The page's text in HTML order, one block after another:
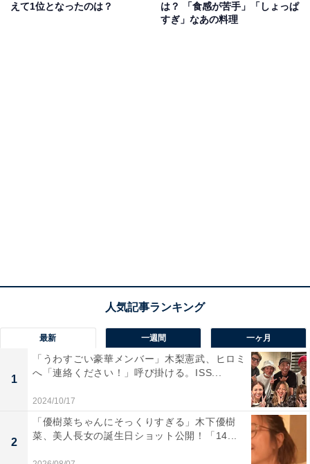
えて1位となったのは？
は？ 「食感が苦手」「しょっぱ
すぎ」なあの料理
最新 一週間 一ヶ月
1
「うわすごい豪華メンバー」木梨憲武、ヒロミ
へ「連絡ください！」呼び掛ける。ISS...
2024/10/17
2
「優樹菜ちゃんにそっくりすぎる」木下優樹
菜、美人長女の誕生日ショット公開！「14...